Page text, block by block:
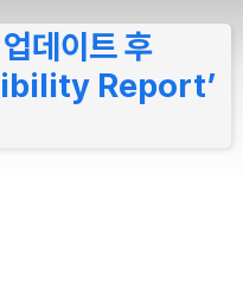
데이트 후
Report’